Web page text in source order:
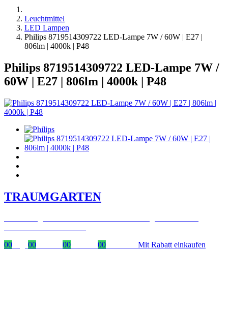
Leuchtmittel
LED Lampen
Philips 8719514309722 LED-Lampe 7W / 60W | E27 |
806lm | 4000k | P48
Philips 8719514309722 LED-Lampe 7W /
60W | E27 | 806lm | 4000k | P48
TRAUMGARTEN
00
00 00 00 Mit Rabatt einkaufen